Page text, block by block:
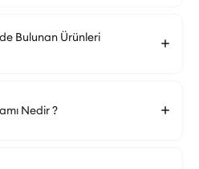
Bulunan Ürünleri
Nedir ?